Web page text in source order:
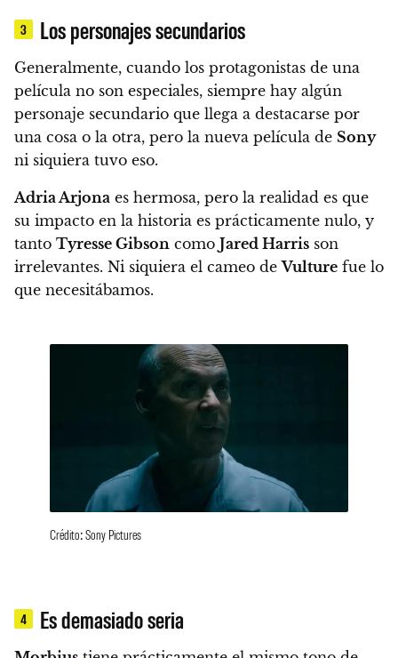
3 Los personajes secundarios
Generalmente, cuando los protagonistas de una
película no son especiales, siempre hay algún
personaje secundario que llega a destacarse por
una cosa o la otra, pero la nueva película de Sony
ni siquiera tuvo eso.
Adria Arjona es hermosa, pero la realidad es que
su impacto en la historia es prácticamente nulo, y
tanto Tyresse Gibson como Jared Harris son
irrelevantes. Ni siquiera el cameo deVulture fue lo
que necesitábamos.
Crédito: Sony Pictures
4 Es demasiado seria